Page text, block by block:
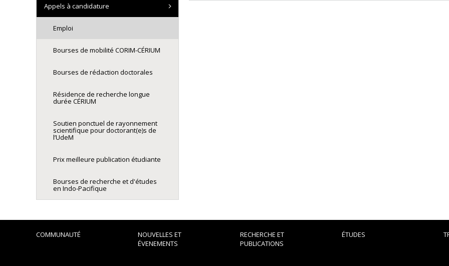
Appels à candidature
Emploi
Bourses de mobilité CORIM-CÉRIUM
Bourses de rédaction doctorales
Résidence de recherche longue
durée CÉRIUM
Soutien ponctuel de rayonnement
scientifique pour doctorant(e)s de
l’UdeM
Prix meilleure publication étudiante
Bourses de recherche et d'études
en Indo-Pacifique
COMMUNAUTÉ
NOUVELLES ET
ÉVENEMENTS
RECHERCHE ET
PUBLICATIONS
ÉTUDES